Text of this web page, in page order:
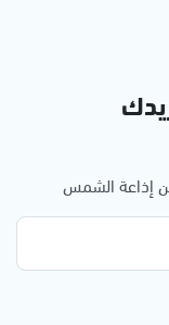
إذاعة الشمس